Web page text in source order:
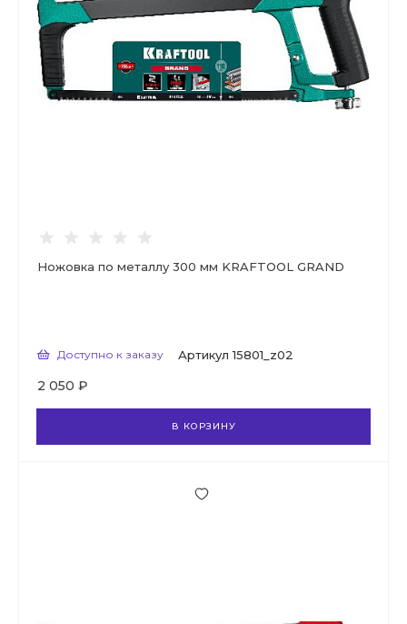
Ножовка по металлу 300 мм KRAFTOOL GRAND
Доступно к заказу Артикул 15801_z02
2 050 ₽
В КОРЗИНУ